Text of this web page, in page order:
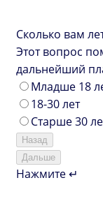
Сколько вам
Этот вопрос
дальнейший
Младше 18
18-30 лет
Старше 30
Назад
Дальше
Нажмите ↵